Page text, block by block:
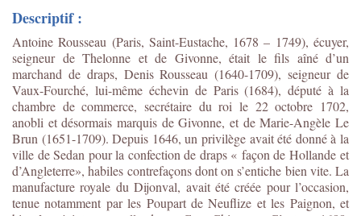
Descriptif :
Antoine Rousseau (Paris, Saint-Eustache, 1678 – 1749), écuyer,
seigneur de Thelonne et de Givonne, était le fils aîné d’un
marchand de draps, Denis Rousseau (1640-1709), seigneur de
Vaux-Fourché, lui-même échevin de Paris (1684), député à la
chambre de commerce, secrétaire du roi le 22 octobre 1702,
anobli et désormais marquis de Givonne, et de Marie-Angèle Le
Brun (1651-1709). Depuis 1646, un privilège avait été donné à la
ville de Sedan pour la confection de draps « façon de Hollande et
d’Angleterre», habiles contrefaçons dont on s’entiche bien vite. La
manufacture royale du Dijonval, avait été créée pour l’occasion,
tenue notamment par les Poupart de Neuflize et les Paignon, et